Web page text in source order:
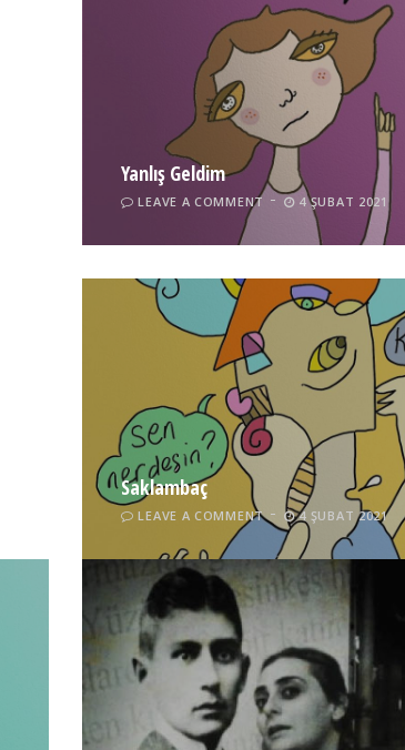
Yanlış Geldim
LEAVE A COMMENT 4 ŞUBAT 2021
Saklambaç
LEAVE A COMMENT 4 ŞUBAT 2021